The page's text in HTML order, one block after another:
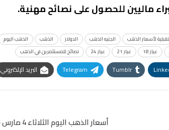
ماليين للحصول على نصائح مهنية.
لأسعار الذهب الجنيه الذهب الدولار الذهب
الذهب اليوم
عيار 18 عيار 21 عيار 24 نصائح للمستثمرين في الذهب
Tumblr
Telegram البريد الإلكتروني
أسعار الذهب اليوم الثلاثاء 4 مارس 2025 استراتيجيات الاستثمار